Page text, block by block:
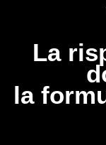
La
la